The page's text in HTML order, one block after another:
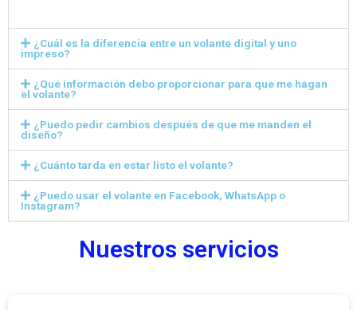
¿Cuál es la diferencia entre un volante digital y uno
impreso?
¿Qué información debo proporcionar para que me hagan
el volante?
¿Puedo pedir cambios después de que me manden el
diseño?
¿Cuánto tarda en estar listo el volante?
¿Puedo usar el volante en Facebook, WhatsApp o
Instagram?
Nuestros servicios